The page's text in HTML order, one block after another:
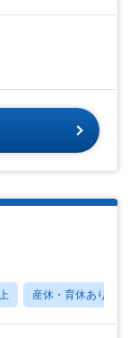
産休・育休あり